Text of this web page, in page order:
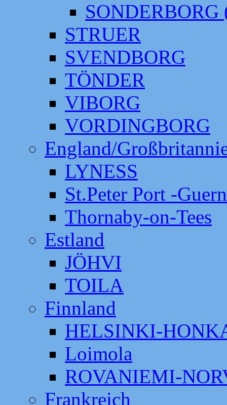
SONDERBORG
STRUER
SVENDBORG
TÖNDER
VIBORG
VORDINGBORG
England/
LYNESS
St.Peter Port -
Thornaby-on-Tees
Estland
JÖHVI
TOILA
Finnland
HELSINKI-
Loimola
ROVANIEMI-
Frankreich